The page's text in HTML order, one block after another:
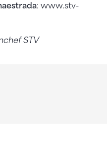
: www.stv-
STV